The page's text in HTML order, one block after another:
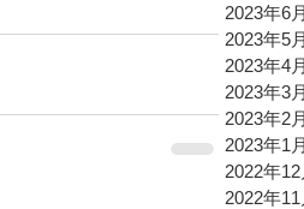
2023年6月
2023年5月
2023年4月
2023年3月
2023年2月
2023年1月
2022年12
2022年11